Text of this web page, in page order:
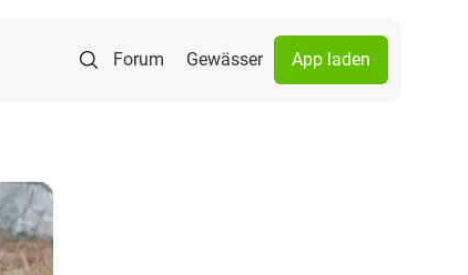
Forum Gewässer App laden